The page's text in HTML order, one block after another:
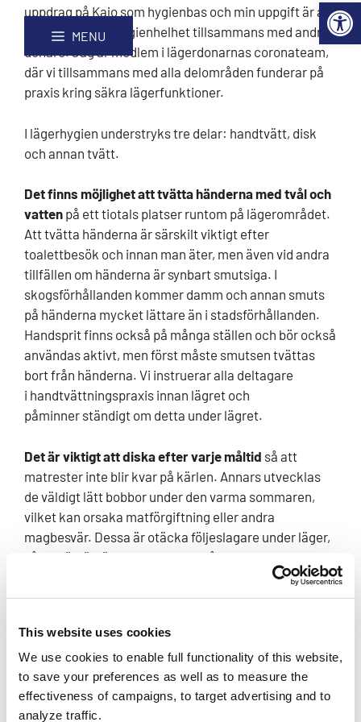
Hoppa
Webbplatskarta
This website uses cookies
We use cookies to enable full functionality of this website,
to save your preferences as well as to measure the
effectiveness of campaigns, to target advertising and to
analyze traffic.
MENU
uppdrag på Kajo som hygienbas och min uppgift är att
planera lägrets hygienhelhet tillsammans med andra
donare. Jag är medlem i lägerdonarnas coronateam,
där vi tillsammans med alla delområden funderar på
praxis kring säkra lägerfunktioner.
I lägerhygien understryks tre delar: handtvätt, disk
och annan tvätt.
Det finns möjlighet att tvätta händerna med tvål och
vatten på ett tiotals platser runtom på lägerområdet.
Att tvätta händerna är särskilt viktigt efter
toalettbesök och innan man äter, men även vid andra
tillfällen om händerna är synbart smutsiga. I
skogsförhållanden kommer damm och annan smuts
på händerna mycket lättare än i stadsförhållanden.
Handsprit finns också på många ställen och bör också
användas aktivt, men först måste smutsen tvättas
bort från händerna. Vi instruerar alla deltagare
i handtvättningspraxis innan lägret och
påminner ständigt om detta under lägret.
Det är viktigt att diska efter varje måltid så att
matrester inte blir kvar på kärlen. Annars utvecklas
de väldigt lätt bobbor under den varma sommaren,
vilket kan orsaka matförgiftning eller andra
magbesvär. Dessa är otäcka följeslagare under läger,
så du bör försöka undvika dem så effektivt som
möjligt. Varje kök har disklinjer med fyra diskbaljor.
Före diskning rengörs matkärlet på oäten mat etc. vid
möjligt. I den första diskbaljan tvättar du bort den
synliga smutsen med en diskborste. I den
andra diskbaljan görs själva tvätten med
en annan diskborste. Underhållsdonarna tillsätter
regelbundet diskmedel i vattnet. I tredje och